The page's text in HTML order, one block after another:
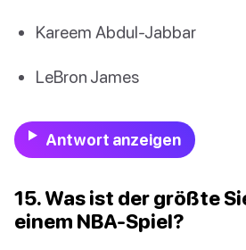
Kareem Abdul-Jabbar
LeBron James
Antwort anzeigen
15. Was ist der größte
einem NBA-Spiel?